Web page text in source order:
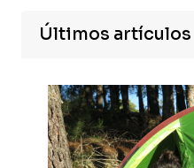
Últimos artículos